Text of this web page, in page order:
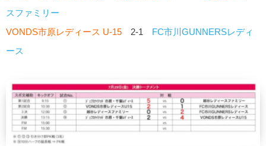
スファミリー
VONDS市原レディース U-15 2-1 FC市川GUNNERSレディ
ース